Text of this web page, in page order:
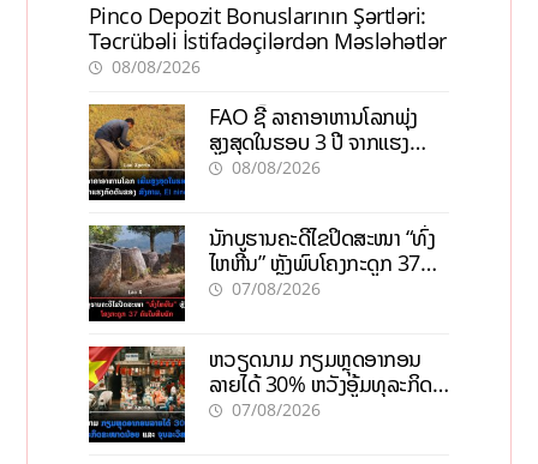
Pinco Depozit Bonuslarının Şərtləri:
Təcrübəli İstifadəçilərdən Məsləhətlər
08/08/2026
FAO ຊີ້ ລາຄາອາຫານໂລກພຸ່ງ
ສູງສຸດໃນຮອບ 3 ປີ ຈາກແຮງ
ກົດດັນຂອງສົງຄາມ, El nino
08/08/2026
ນັກບູຮານຄະດີໄຂປິດສະໜາ “ທົ່ງ
ໄຫຫີນ” ຫຼັງພົບໂຄງກະດູກ 37
ຄົນໃນຫີນຍັກ
07/08/2026
ຫວຽດນາມ ກຽມຫຼຸດອາກອນ
ລາຍໄດ້ 30% ຫວັງອູ້ມທຸລະກິດ
ຂະໜາດນ້ອຍ ແລະ ຈຸນລະ
07/08/2026